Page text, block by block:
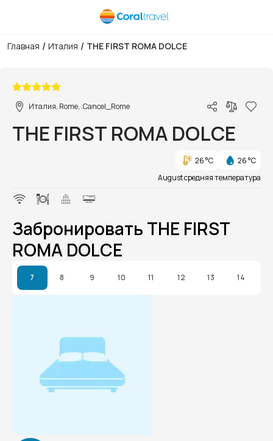
Главная / Италия / THE FIRST ROMA DOLCE
Италия, Rome, .Cancel_Rome
THE FIRST ROMA DOLCE
26 °C
26 °C
August средняя температура
Забронировать THE FIRST
ROMA DOLCE
7 8 9 10 11 12 13 14